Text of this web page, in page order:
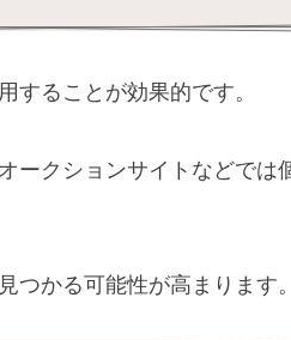
することが効果的です。
ークションサイトなどでは
つかる可能性が高まります。